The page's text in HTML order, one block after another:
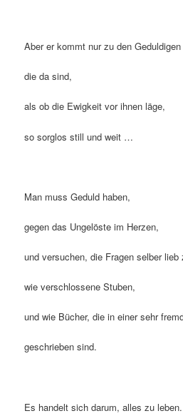
Aber er kommt nur zu den Geduldigen
die da sind,
als ob die Ewigkeit vor ihnen läge,
so sorglos still und weit …
Man muss Geduld haben,
gegen das Ungelöste im Herzen,
und versuchen, die Fragen selber lieb
wie verschlossene Stuben,
und wie Bücher, die in einer sehr
geschrieben sind.
Es handelt sich darum, alles zu leben.